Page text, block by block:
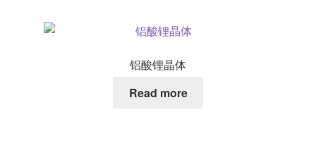
铝酸锂晶体
Read more